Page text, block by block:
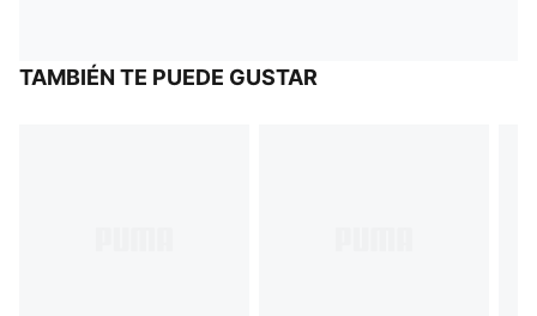
TAMBIÉN TE PUEDE GUSTAR